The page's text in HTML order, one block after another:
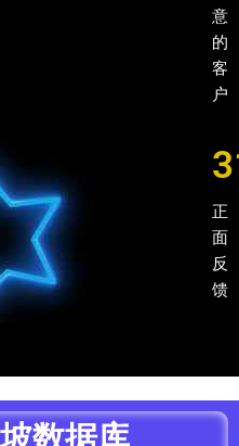
意
的
客
户
正
面
反
馈
数据库